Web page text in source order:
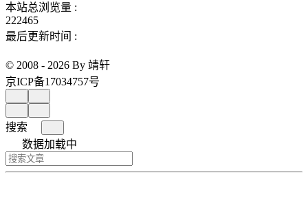
本站总浏览量 :
222465
最后更新时间 :
© 2008 - 2026 By 靖轩
京ICP备17034757号
搜索
数据加载中